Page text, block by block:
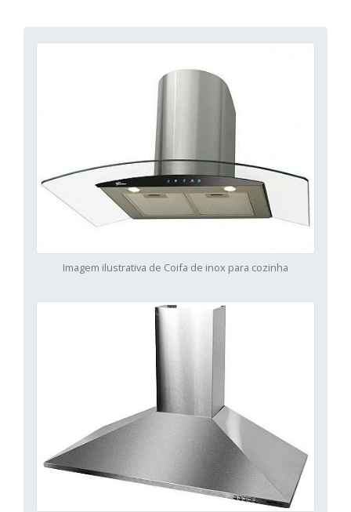
Imagem ilustrativa de Coifa de inox para cozinha